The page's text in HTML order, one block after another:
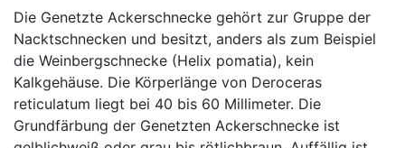
Die Genetzte Ackerschnecke gehört zur Gruppe der
Nacktschnecken und besitzt, anders als zum Beispiel
die Weinbergschnecke (Helix pomatia), kein
Kalkgehäuse. Die Körperlänge von Deroceras
reticulatum liegt bei 40 bis 60 Millimeter. Die
Grundfärbung der Genetzten Ackerschnecke ist